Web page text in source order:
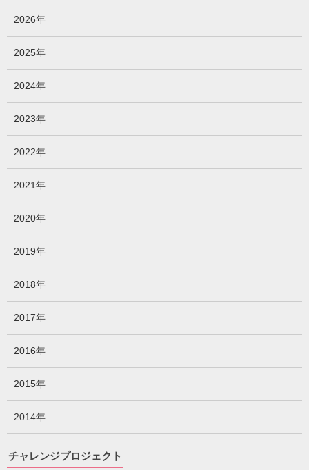
2026年
2025年
2024年
2023年
2022年
2021年
2020年
2019年
2018年
2017年
2016年
2015年
2014年
チャレンジプロジェクト